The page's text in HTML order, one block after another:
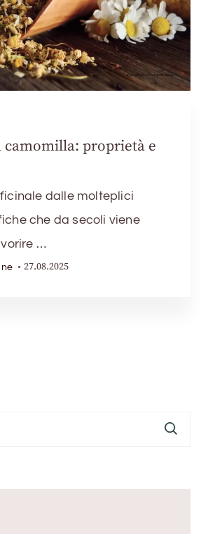
camomilla: proprietà e
dalle molteplici
che da secoli viene
…
27.08.2025